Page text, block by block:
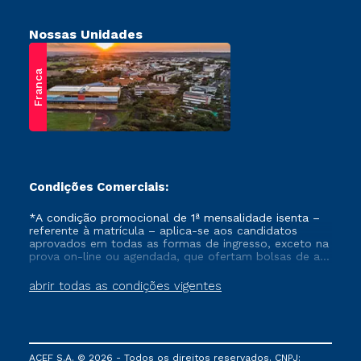
Nossas Unidades
Franca
Condições Comerciais:
abrir todas as condições vigentes
*A condição promocional de 1ª mensalidade isenta –
referente à matrícula – aplica-se aos candidatos
aprovados em todas as formas de ingresso, exceto na
prova on-line ou agendada, que ofertam bolsas de até
vigente, que ainda não tenham efetivado e/ou não
tenham cancelado ou trancado sua matrícula em uma
via FIES, Prouni e outros programas governamentais, e
ACEF S.A. © 2026 - Todos os direitos reservados. CNPJ: